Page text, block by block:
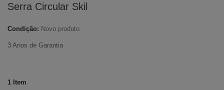
Serra Circular Skil
Condição: Novo produto
3 Anos de Garantia
1 Item